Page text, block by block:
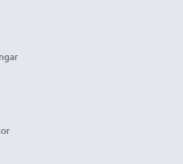
CELLONIC - en trygg strömkälla